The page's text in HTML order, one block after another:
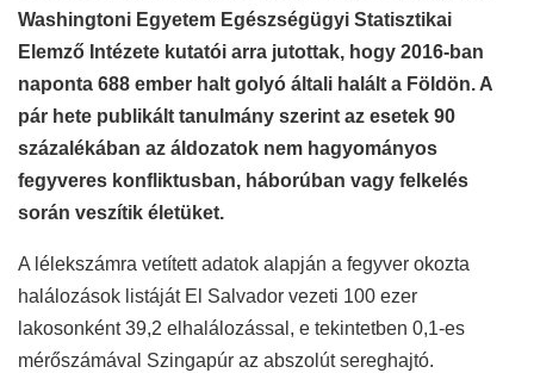
Washingtoni Egyetem Egészségügyi Statisztikai
Elemző Intézete kutatói arra jutottak, hogy 2016-ban
naponta 688 ember halt golyó általi halált a Földön. A
pár hete publikált tanulmány szerint az esetek 90
százalékában az áldozatok nem hagyományos
fegyveres konfliktusban, háborúban vagy felkelés
során veszítik életüket.
A lélekszámra vetített adatok alapján a fegyver okozta
halálozások listáját El Salvador vezeti 100 ezer
lakosonként 39,2 elhalálozással, e tekintetben 0,1-es
mérőszámával Szingapúr az abszolút sereghajtó.